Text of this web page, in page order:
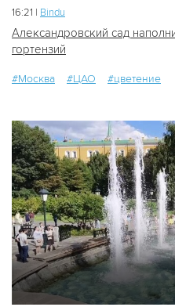
16:21 | Bindu
Александровский сад
гортензий
#Москва #ЦАО #цветение